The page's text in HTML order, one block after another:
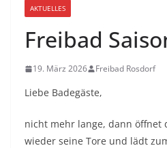
AKTUELLES
Freibad
19. März 2026 Freibad Rosdorf
Liebe Badegäste,
nicht mehr lange, dann öffnet
wieder seine Tore und lädt